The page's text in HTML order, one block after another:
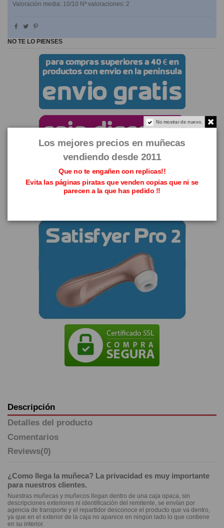
Valoración media: 10/10 Nº valoraciones: 2
NO TE LO PIENSES
Descripción
Detalles del producto
Comentarios
Reviews(0)
¿Como llega la muñeca? La privacidad es muy importante
para nuestros clientes.
Nuestras muñecas y muñecos llegan dentro de una caja opaca, sin
descripciones exteriores ni identificación del remitente, se envían por
agencia de transporte y el repartidor desconoce el producto que va dentro,
ya que en el exterior de la caja no aparece en ningún lado lo que contiene
en su interior.
No mostrar de nuevo.
Los mejores precios en muñecas
vendiendo desde 2011
Que no te engañen con replicas!!
Evita las páginas piratas que venden copias que ni se
parecen a la que has pedido !!